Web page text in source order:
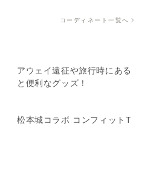
コーディネート一覧へ
アウェイ遠征や旅行時にある
と便利なグッズ！
松本城コラボ コンフィットT